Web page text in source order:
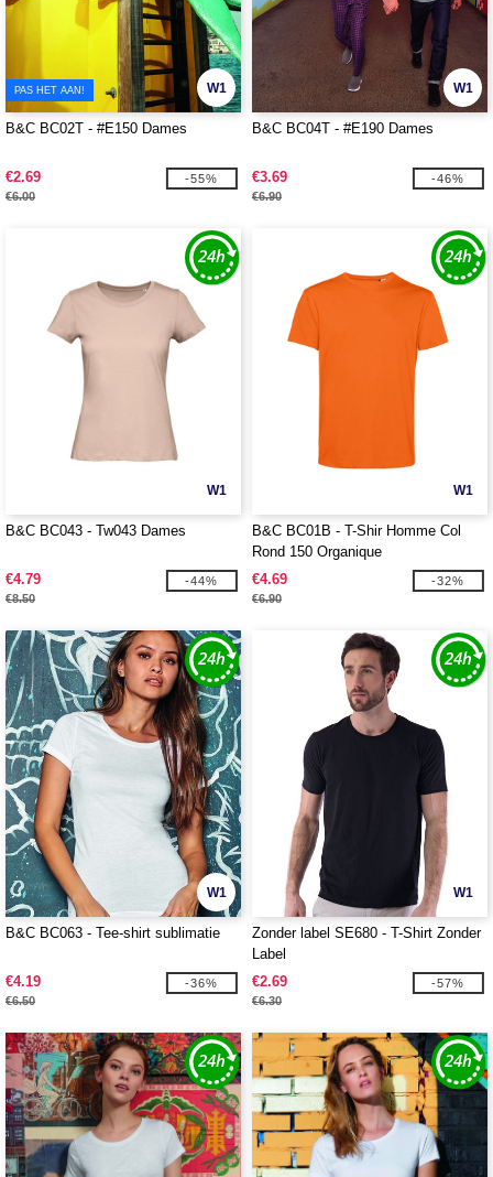
W1
PAS HET AAN!
B&C BC02T - #E150 Dames
€2.69
€6.00
-55%
W1
B&C BC04T - #E190 Dames
€3.69
€6.90
-46%
W1
B&C BC043 - Tw043 Dames
€4.79
€8.50
-44%
W1
B&C BC01B - T-Shir Homme Col
Rond 150 Organique
€4.69
€6.90
-32%
W1
B&C BC063 - Tee-shirt sublimatie
€4.19
€6.50
-36%
W1
Zonder label SE680 - T-Shirt Zonder
Label
€2.69
€6.30
-57%